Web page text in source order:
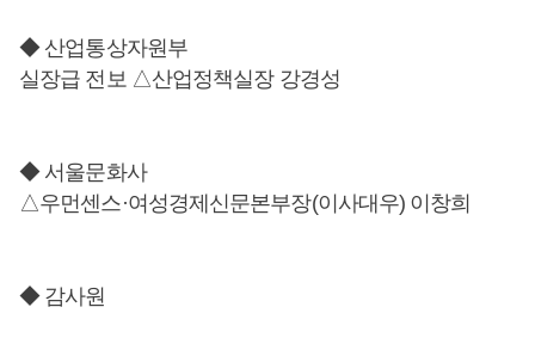
◆ 산업통상자원부
실장급 전보 △산업정책실장 강경성
◆ 서울문화사
△우먼센스·여성경제신문본부장(이사대우) 이창희
◆ 감사원